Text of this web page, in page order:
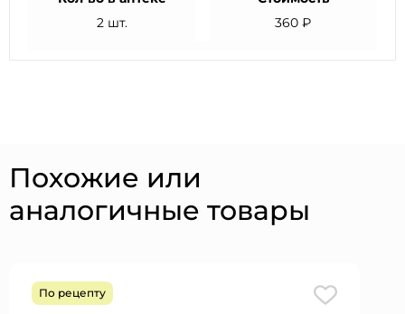
2 шт.
360 ₽
Похожие или
аналогичные товары
По рецепту